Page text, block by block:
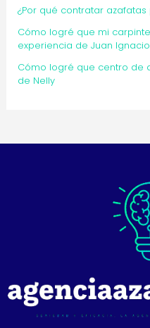
¿Por qué contratar
Cómo logré que mi
experiencia de Juan Ignacio
Cómo logré que centro de
de Nelly